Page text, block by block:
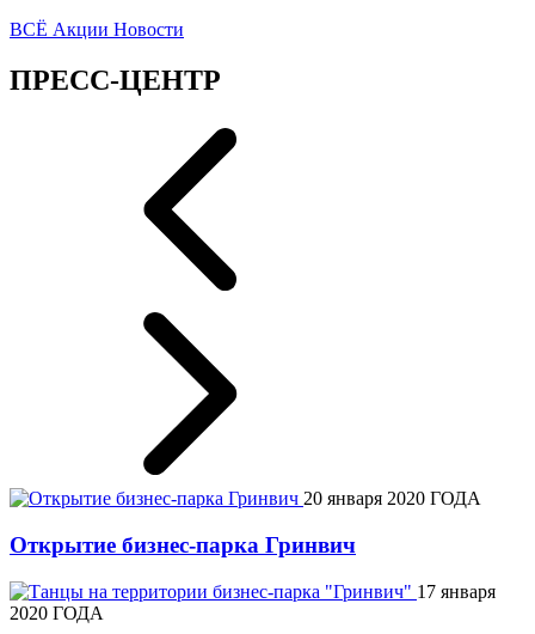
ВСЁ Акции Новости
ПРЕСС-ЦЕНТР
20 января 2020 ГОДА
Открытие бизнес-парка Гринвич
17 января
2020 ГОДА